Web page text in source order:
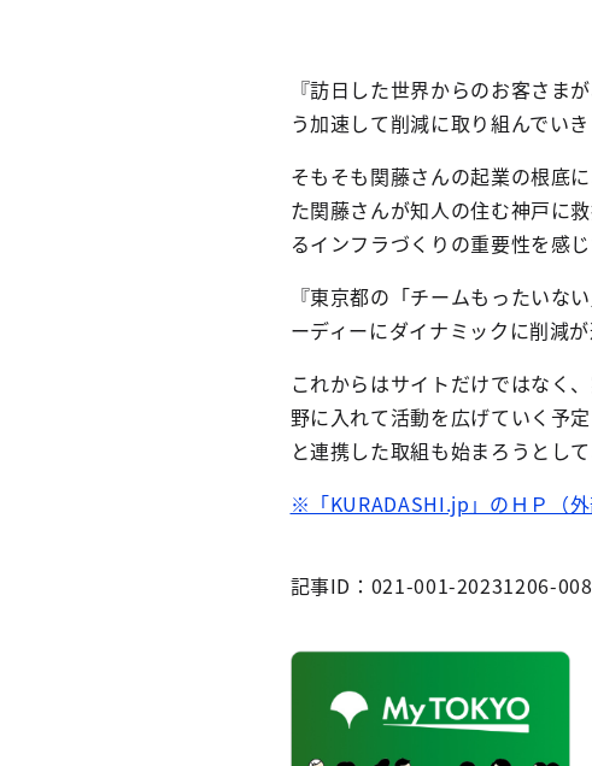
『訪日した世界からのお客さま
う加速して削減に取り組んでいき
そもそも関藤さんの起業の根底
た関藤さんが知人の住む神戸に
るインフラづくりの重要性を感
『東京都の「チームもったいな
ーディーにダイナミックに削減が
これからはサイトだけではなく
野に入れて活動を広げていく予
と連携した取組も始まろうとし
※「KURADASHI.jp」のＨＰ（外
記事ID：021-001-20231206-